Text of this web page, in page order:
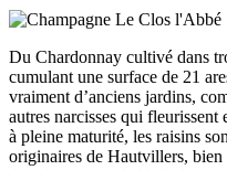
Du Chardonnay cultivé dans
cumulant une surface de 21
vraiment d’anciens jardins,
autres narcisses qui fleurissent
à pleine maturité, les raisins
originaires de Hautvillers, bien